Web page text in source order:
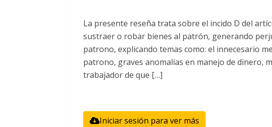
La presente reseña trata sobre el incido D del
sustraer o robar bienes al patrón, generando
patrono, explicando temas como: el innecesario
patrono, graves anomalías en manejo de dinero,
trabajador de que […]
Iniciar sesión para ver más